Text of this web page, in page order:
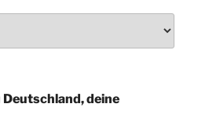
Deutschland, deine